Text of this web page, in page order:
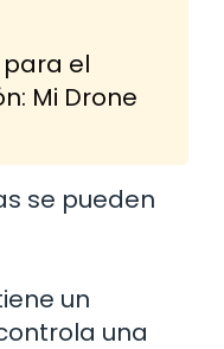
el
Mi Drone
se pueden
un
una